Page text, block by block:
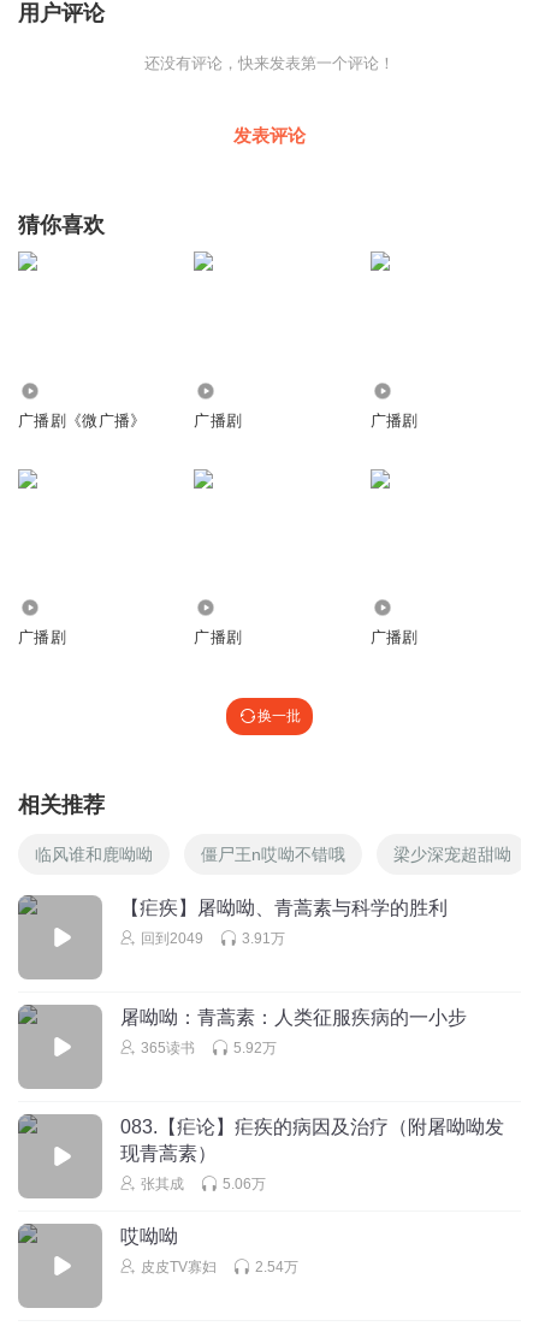
用户评论
还没有评论，快来发表第一个评论！
发表评论
猜你喜欢
广播剧《微广播》 广播剧 广播剧
广播剧 广播剧 广播剧
换一批
相关推荐
临风谁和鹿呦呦 僵尸王n哎呦不错哦 梁少深宠超甜呦
【疟疾】屠呦呦、青蒿素与科学的胜利
回到2049 3.91万
屠呦呦：青蒿素：人类征服疾病的一小步
365读书 5.92万
083.【疟论】疟疾的病因及治疗（附屠呦呦发
现青蒿素）
张其成 5.06万
哎呦呦
皮皮TV寡妇 2.54万